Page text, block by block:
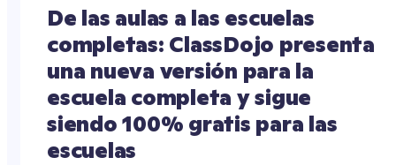
De las aulas a las escuelas
completas: ClassDojo presenta
una nueva versión para la
escuela completa y sigue
siendo 100% gratis para las
escuelas